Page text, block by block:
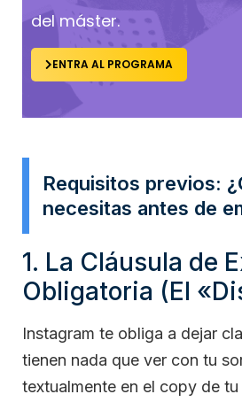
del máster.
ENTRA AL PROGRAMA
Requisitos previos:
necesitas antes de
1. La Cláusula de
Obligatoria (El
Instagram te obliga a dejar
tienen nada que ver con tu
textualmente en el copy de